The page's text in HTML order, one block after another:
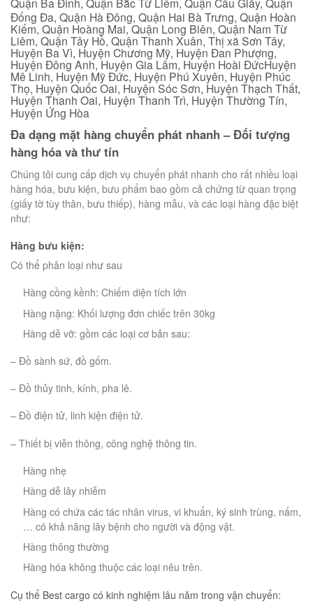
Đống Đa, Quận Hà Đông, Quận Hai Bà Trưng, Quận Hoàn
Kiếm, Quận Hoàng Mai, Quận Long Biên, Quận Nam Từ
Liêm, Quận Tây Hồ, Quận Thanh Xuân, Thị xã Sơn Tây,
Huyện Ba Vì, Huyện Chương Mỹ, Huyện Đan Phượng,
Huyện Đông Anh, Huyện Gia Lâm, Huyện Hoài ĐứcHuyện
Mê Linh, Huyện Mỹ Đức, Huyện Phú Xuyên, Huyện Phúc
Thọ, Huyện Quốc Oai, Huyện Sóc Sơn, Huyện Thạch Thất,
Huyện Thanh Oai, Huyện Thanh Trì, Huyện Thường Tín,
Huyện Ứng Hòa
Đa dạng mặt hàng chuyển phát nhanh – Đối tượng
hàng hóa và thư tín
Chúng tôi cung cấp dịch vụ chuyển phát nhanh cho rất nhiều loại
hàng hóa, bưu kiện, bưu phẩm bao gồm cả chứng từ quan trọng
(giấy tờ tùy thân, bưu thiếp), hàng mẫu, và các loại hàng đặc biệt
như:
Hàng bưu kiện:
Có thể phân loại như sau
Hàng cồng kềnh: Chiếm diện tích lớn
Hàng nặng: Khối lượng đơn chiếc trên 30kg
Hàng dễ vỡ: gồm các loại cơ bản sau:
– Đồ sành sứ, đồ gốm.
– Đồ thủy tinh, kính, pha lê.
– Đồ điện tử, linh kiện điện tử.
– Thiết bị viễn thông, công nghệ thông tin.
Hàng nhẹ
Hàng dễ lây nhiễm
Hàng có chứa các tác nhân virus, vi khuẩn, ký sinh trùng, nấm,
… có khả năng lây bệnh cho người và động vật.
Hàng thông thường
Hàng hóa không thuộc các loại nêu trên.
Cụ thể Best cargo có kinh nghiệm lâu năm trong vận chuyển: